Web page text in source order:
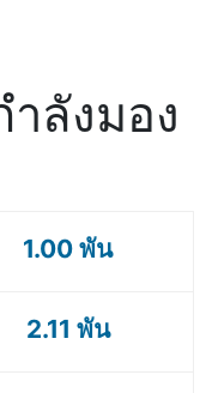
ลังมอง
1.00 พัน
2.11 พัน